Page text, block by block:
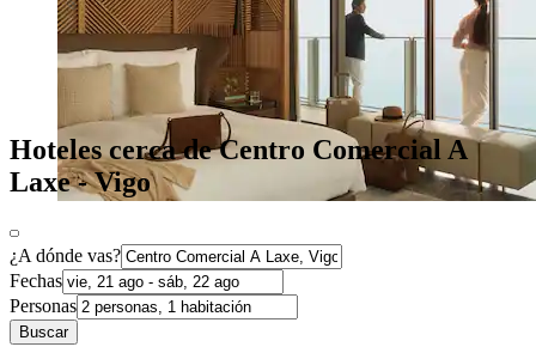
Hoteles cerca de Centro Comercial A
Laxe - Vigo
¿A dónde vas?
Fechas
Personas
Buscar